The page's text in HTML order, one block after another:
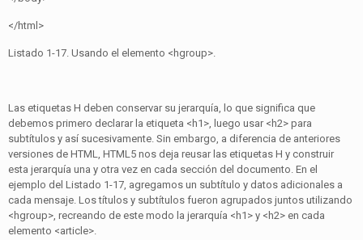
</html>
Listado 1-17. Usando el elemento <hgroup>.
Las etiquetas H deben conservar su jerarquía, lo que significa que
debemos primero declarar la etiqueta <h1>, luego usar <h2> para
subtítulos y así sucesivamente. Sin embargo, a diferencia de anteriores
versiones de HTML, HTML5 nos deja reusar las etiquetas H y construir
esta jerarquía una y otra vez en cada sección del documento. En el
ejemplo del Listado 1-17, agregamos un subtítulo y datos adicionales a
cada mensaje. Los títulos y subtítulos fueron agrupados juntos utilizando
<hgroup>, recreando de este modo la jerarquía <h1> y <h2> en cada
elemento <article>.